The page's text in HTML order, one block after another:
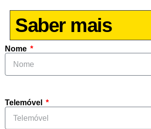
Saber mais
Nome
Telemóvel